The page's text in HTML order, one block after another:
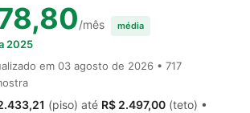
/mês média
2025
em 03 agosto de 2026 • 717
(piso) até R$ 2.497,00 (teto) •